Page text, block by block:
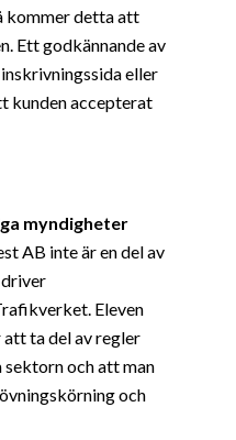
kommer detta att
Ett godkännande av
eller
kunden accepterat
myndigheter
AB inte är en del av
Eleven
att ta del av regler
sektorn och att man
och